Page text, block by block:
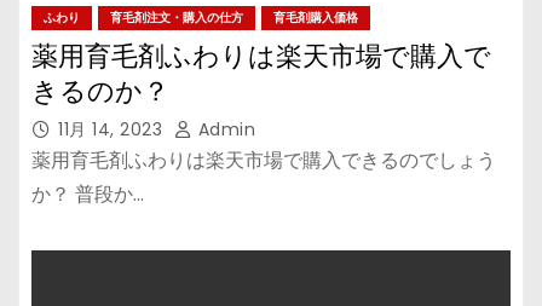
ふわり 育毛剤注文・購入の仕方 育毛剤購入価格
薬用育毛剤ふわりは楽天市場で購入で
きるのか？
11月 14, 2023 Admin
薬用育毛剤ふわりは楽天市場で購入できるのでしょう
か？ 普段か…